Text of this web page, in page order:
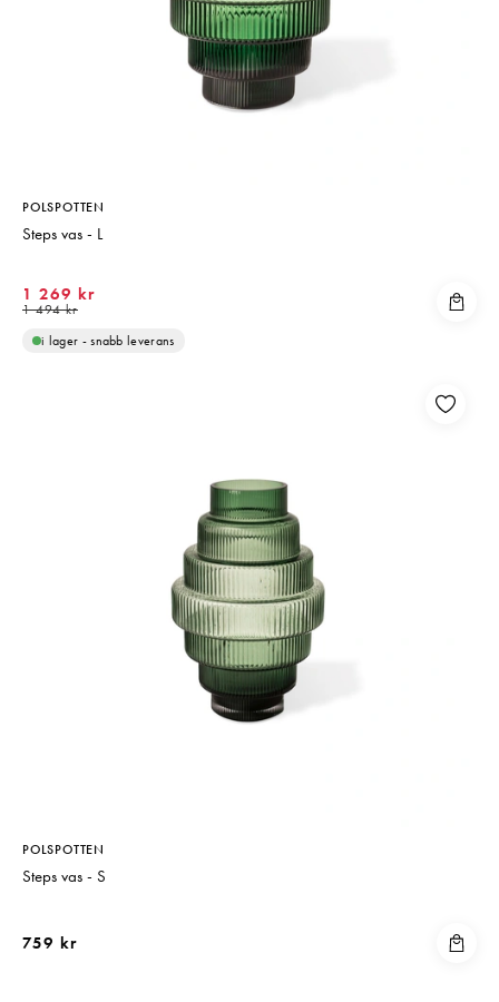
POLSPOTTEN
Steps vas - L
1 269 kr
1 494 kr
i lager - snabb leverans
POLSPOTTEN
Steps vas - S
759 kr